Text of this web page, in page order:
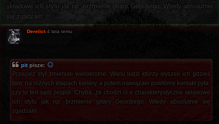
składowe ich stylu jak np. brzmienie gitary Geordiego. Wtedy absolutnie
się zgadzam.
Derelict 4 lata temu
pit pisze:
Przecież styl zmieniali wielokrotne. Wielu ludzi którzy słyszeli ich gdzieś
tam, na różnych etapach kariery, a potem nawiązało powtórny kontakt pyta:
czy to ten sam zespół. Chyba, że chodzi ci o charakterystyczne składowe
ich stylu jak np. brzmienie gitary Geordiego. Wtedy absolutnie się
zgadzam.